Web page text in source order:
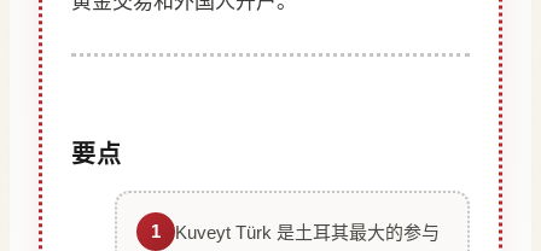
要点
1
Kuveyt Türk 是土耳其最大的参与